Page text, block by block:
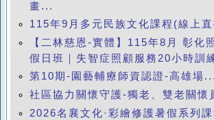
畫...
115年9月多元民族文化課程(線上
【二林慈恩-實體】115年8月 彰化
假日班｜失智症照顧服務20小時訓
第10期-園藝輔療師資認證-高雄場...
社區協力關懷守護-獨老、雙老關懷
2026名襄文化·彩繪修護暑假系列